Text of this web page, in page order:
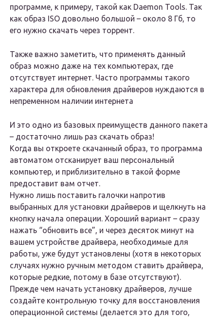
программе, к примеру, такой как Daemon Tools. Так
как образ ISO довольно большой – около 8 Гб, то
его нужно скачать через торрент.
Также важно заметить, что применять данный
образ можно даже на тех компьютерах, где
отсутствует интернет. Часто программы такого
характера для обновления драйверов нуждаются в
непременном наличии интернета
И это одно из базовых преимуществ данного пакета
– достаточно лишь раз скачать образ!
Когда вы откроете скачанный образ, то программа
автоматом отсканирует ваш персональный
компьютер, и приблизительно в такой форме
предоставит вам отчет.
Нужно лишь поставить галочки напротив
выбранных для установки драйверов и щелкнуть на
кнопку начала операции. Хороший вариант – сразу
нажать “обновить все”, и через десяток минут на
вашем устройстве драйвера, необходимые для
работы, уже будут установлены (хотя в некоторых
случаях нужно ручным методом ставить драйвера,
которые редкие, потому в базе отсутствуют).
Прежде чем начать установку драйверов, лучше
создайте контрольную точку для восстановления
операционной системы (делается это для того,